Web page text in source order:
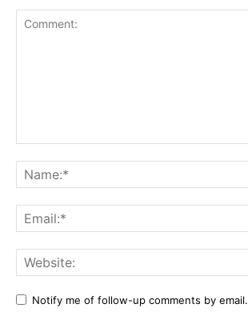
Notify me of follow-up comments by email.